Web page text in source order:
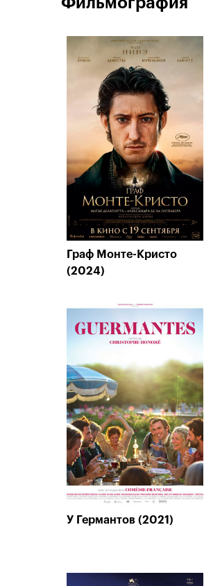
Граф Монте-Кристо
(2024)
У Германтов (2021)